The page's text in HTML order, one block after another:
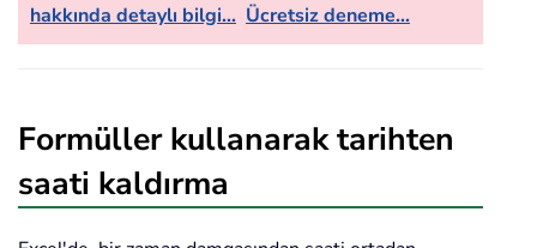
hakkında detaylı bilgi... Ücretsiz deneme...
Formüller kullanarak tarihten
saati kaldırma